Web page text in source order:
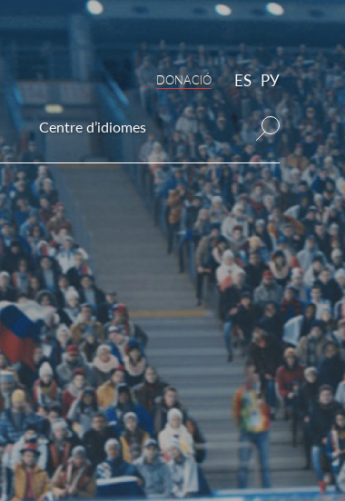
DONAСIÓ ES РУ
Centre d’idiomes